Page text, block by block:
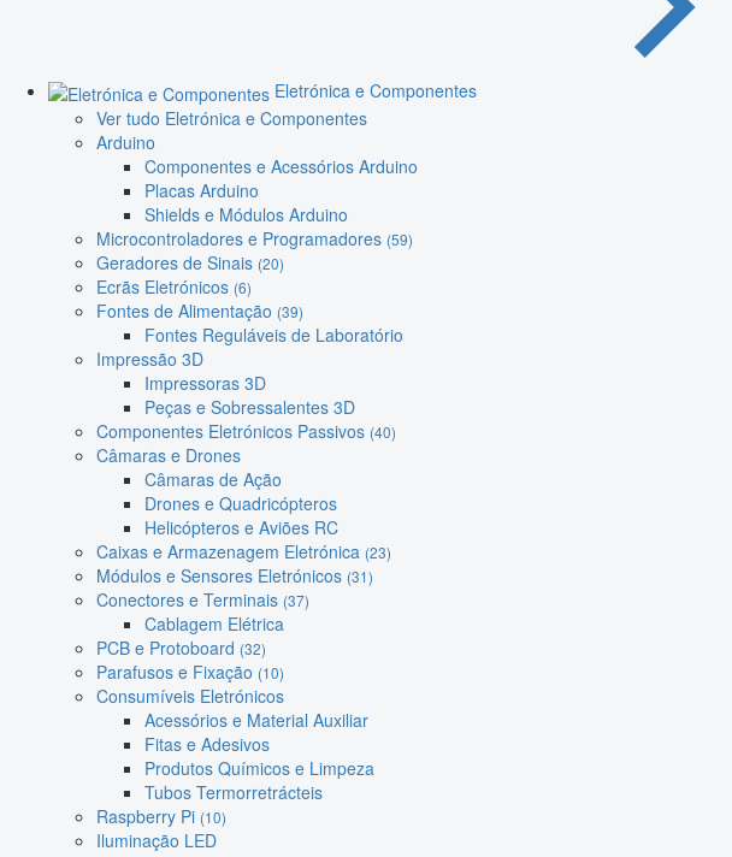
Eletrónica e Componentes
Ver tudo Eletrónica e Componentes
Arduino
Componentes e Acessórios Arduino
Placas Arduino
Shields e Módulos Arduino
Microcontroladores e Programadores (59)
Geradores de Sinais (20)
Ecrãs Eletrónicos (6)
Fontes de Alimentação (39)
Fontes Reguláveis de Laboratório
Impressão 3D
Impressoras 3D
Peças e Sobressalentes 3D
Componentes Eletrónicos Passivos (40)
Câmaras e Drones
Câmaras de Ação
Drones e Quadricópteros
Helicópteros e Aviões RC
Caixas e Armazenagem Eletrónica (23)
Módulos e Sensores Eletrónicos (31)
Conectores e Terminais (37)
Cablagem Elétrica
PCB e Protoboard (32)
Parafusos e Fixação (10)
Consumíveis Eletrónicos
Acessórios e Material Auxiliar
Fitas e Adesivos
Produtos Químicos e Limpeza
Tubos Termorretrácteis
Raspberry Pi (10)
Iluminação LED